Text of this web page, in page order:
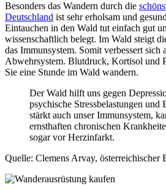
Besonders das Wandern durch die
Deutschland ist sehr erholsam und
Eintauchen in den Wald tut einfach gut
wissenschaftlich belegt. Im Wald steigt
das Immunsystem. Somit verbessert sich
Abwehrsystem. Blutdruck, Kortisol und
Sie eine Stunde im Wald wandern.
Der Wald hilft uns gegen
psychische Stressbelastungen und
stärkt auch unser Immunsystem,
ernsthaften chronischen
sogar vor Herzinfarkt.
Quelle: Clemens Arvay, österreichischer